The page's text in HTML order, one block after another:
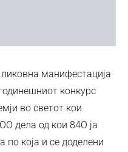
манифестација
конкурс
во светот кои
дела од кои 84О ја
по која и се доделени